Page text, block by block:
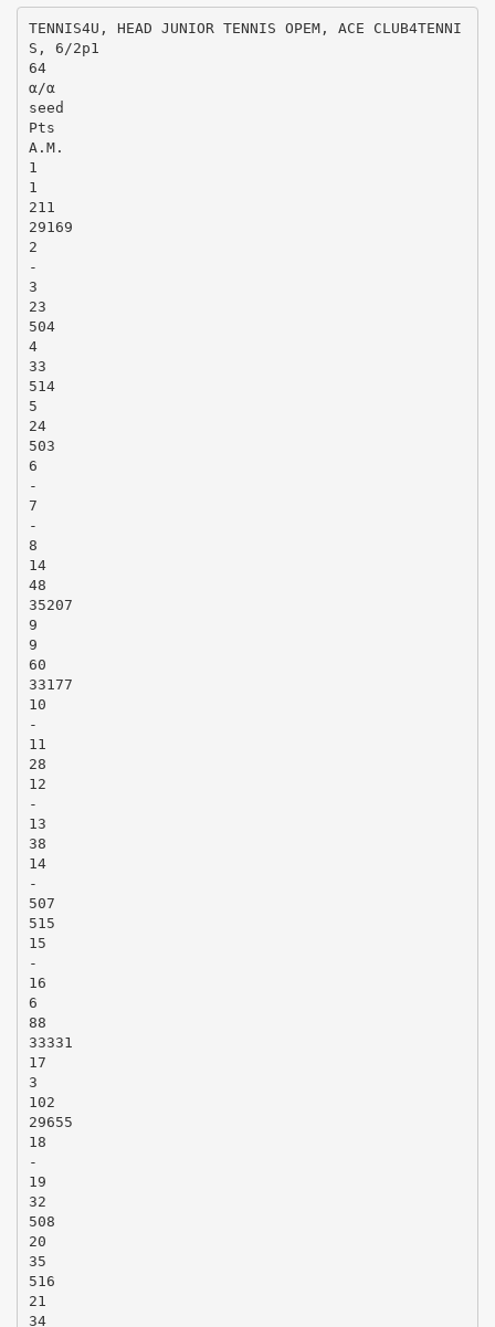
TENNIS4U, HEAD JUNIOR TENNIS OPEM, ACE CLUB4TENNI
S, 6/2p1
64
α/α
seed
Pts
Α.Μ.
1
1
211
29169
2
-
3
23
504
4
33
514
5
24
503
6
-
7
-
8
14
48
35207
9
9
60
33177
10
-
11
28
12
-
13
38
14
-
507
515
15
-
16
6
88
33331
17
3
102
29655
18
-
19
32
508
20
35
516
21
34